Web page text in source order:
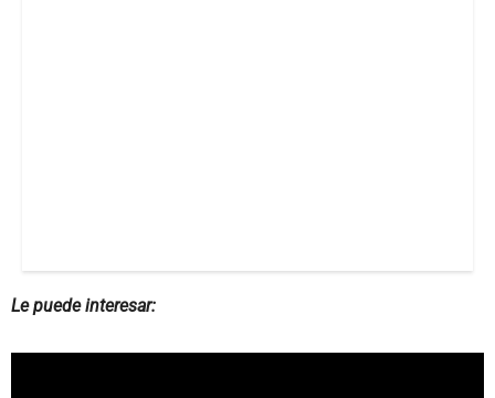
Le puede interesar: